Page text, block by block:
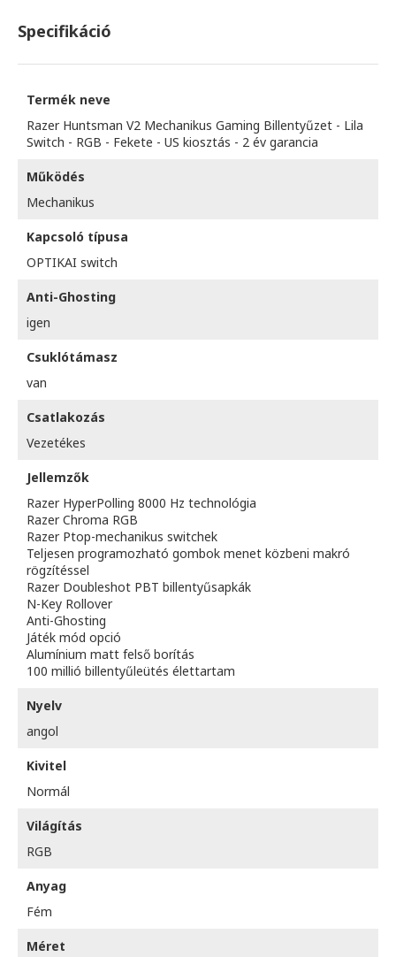
Specifikáció
Termék neve
Razer Huntsman V2 Mechanikus Gaming Billentyűzet - Lila
Switch - RGB - Fekete - US kiosztás - 2 év garancia
Működés
Mechanikus
Kapcsoló típusa
OPTIKAI switch
Anti-Ghosting
igen
Csuklótámasz
van
Csatlakozás
Vezetékes
Jellemzők
Razer HyperPolling 8000 Hz technológia
Razer Chroma RGB
Razer Ptop-mechanikus switchek
Teljesen programozható gombok menet közbeni makró
rögzítéssel
Razer Doubleshot PBT billentyűsapkák
N-Key Rollover
Anti-Ghosting
Játék mód opció
Alumínium matt felső borítás
100 millió billentyűleütés élettartam
Nyelv
angol
Kivitel
Normál
Világítás
RGB
Anyag
Fém
Méret